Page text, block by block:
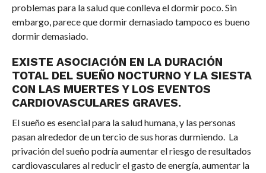
problemas para la salud que conlleva el dormir poco. Sin
embargo, parece que dormir demasiado tampoco es bueno
dormir demasiado.
EXISTE ASOCIACIÓN EN LA DURACIÓN
TOTAL DEL SUEÑO NOCTURNO Y LA SIESTA
CON LAS MUERTES Y LOS EVENTOS
CARDIOVASCULARES GRAVES.
El sueño es esencial para la salud humana, y las personas
pasan alrededor de un tercio de sus horas durmiendo. La
privación del sueño podría aumentar el riesgo de resultados
cardiovasculares al reducir el gasto de energía, aumentar la